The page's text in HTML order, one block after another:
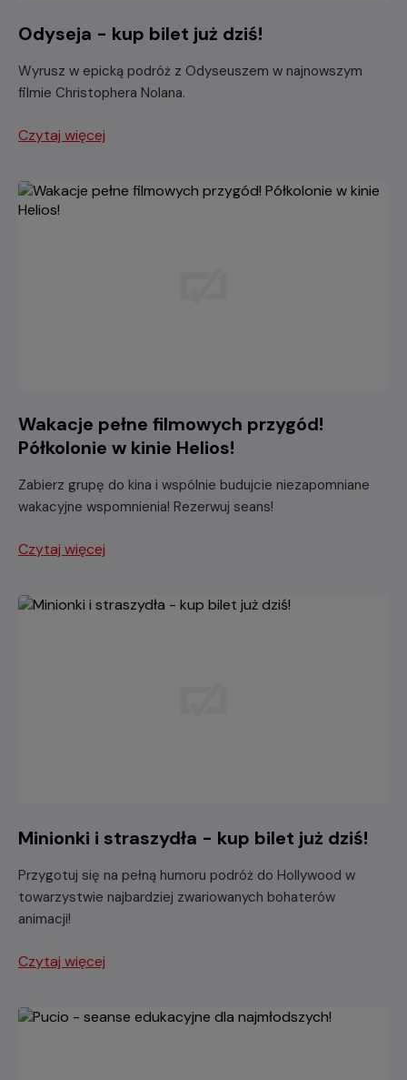
Odyseja - kup bilet już dziś!
Wyrusz w epicką podróż z Odyseuszem w najnowszym
filmie Christophera Nolana.
Czytaj więcej
Wakacje pełne filmowych przygód!
Półkolonie w kinie Helios!
Zabierz grupę do kina i wspólnie budujcie niezapomniane
wakacyjne wspomnienia! Rezerwuj seans!
Czytaj więcej
Minionki i straszydła - kup bilet już dziś!
Przygotuj się na pełną humoru podróż do Hollywood w
towarzystwie najbardziej zwariowanych bohaterów
animacji!
Czytaj więcej